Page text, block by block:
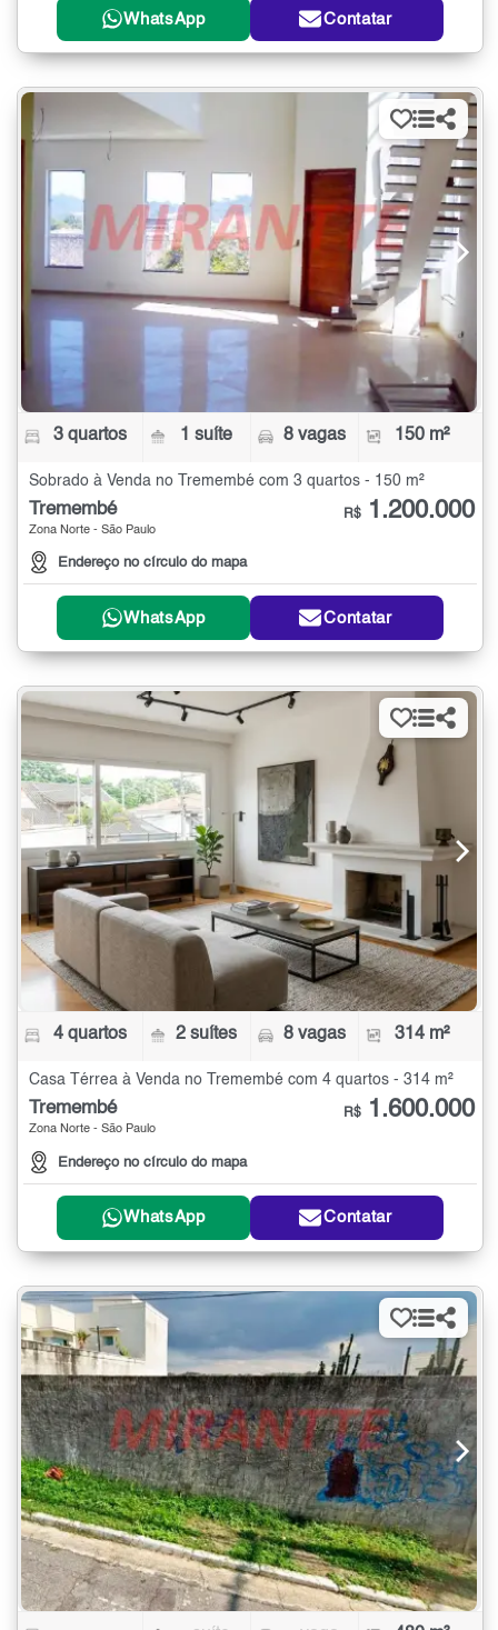
WhatsApp Contatar
3 quartos 1 suíte 8 vagas 150 m²
Sobrado à Venda no Tremembé com 3 quartos - 150 m²
Tremembé
Zona Norte - São Paulo
Endereço no círculo do mapa
R$ 1.200.000
WhatsApp Contatar
4 quartos 2 suítes 8 vagas 314 m²
Casa Térrea à Venda no Tremembé com 4 quartos - 314 m²
Tremembé
Zona Norte - São Paulo
Endereço no círculo do mapa
R$ 1.600.000
WhatsApp Contatar